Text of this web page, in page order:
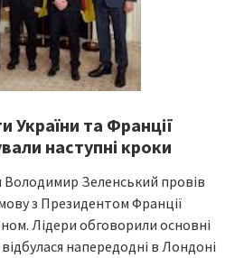
України та Франції
наступні кроки
Володимир Зеленський провів
з Президентом Франції
Лідери обговорили основні
напередодні в Лондоні